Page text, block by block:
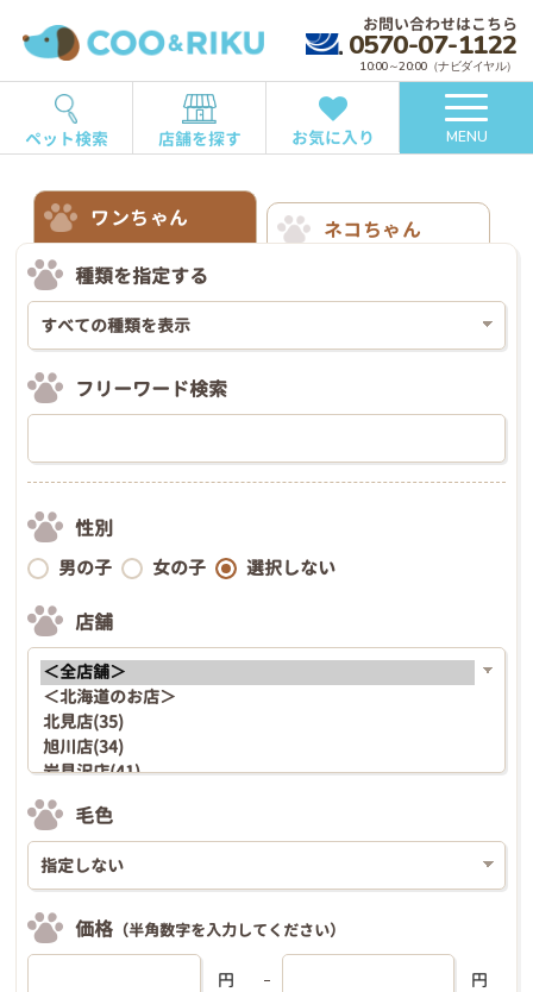
お問い合わせはこちら
0570-07-1122
10:00～20:00（ナビダイヤル）
ペット検索 店舗を探す お気に入り MENU
ワンちゃん
ネコちゃん
種類を指定する
フリーワード検索
性別
男の子 女の子 選択しない
店舗
毛色
価格 （半角数字を入力してください）
円 円